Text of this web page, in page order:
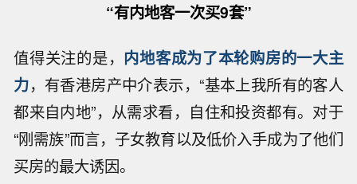
“有内地客一次买9套”
值得关注的是， 内地客成为了本轮购房的一大主
力，有香港房产中介表示，“基本上我所有的客人
都来自内地”，从需求看，自住和投资都有。对于
“刚需族”而言，子女教育以及低价入手成为了他们
买房的最大诱因。